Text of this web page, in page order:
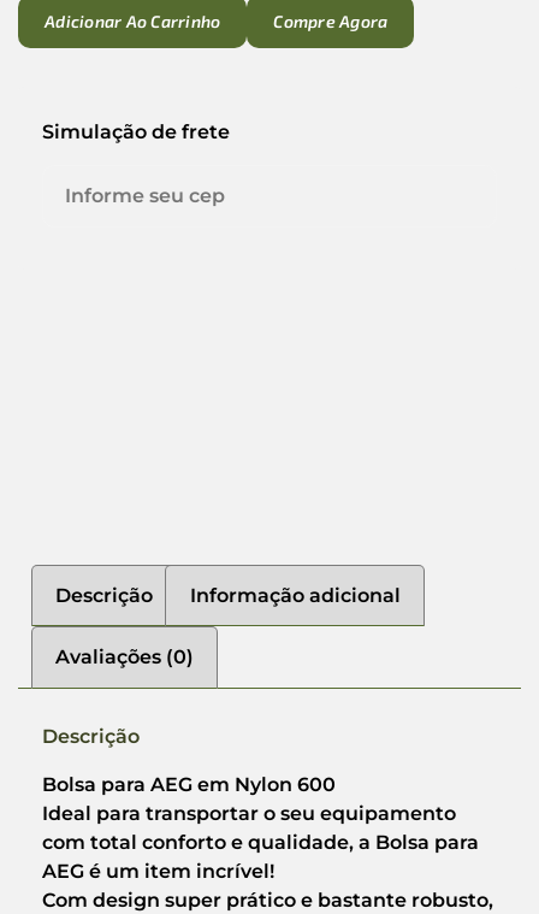
Adicionar Ao Carrinho Compre Agora
Simulação de frete
Descrição Informação adicional
Avaliações (0)
Descrição
Bolsa para AEG em Nylon 600
Ideal para transportar o seu equipamento
com total conforto e qualidade, a Bolsa para
AEG é um item incrível!
Com design super prático e bastante robusto,